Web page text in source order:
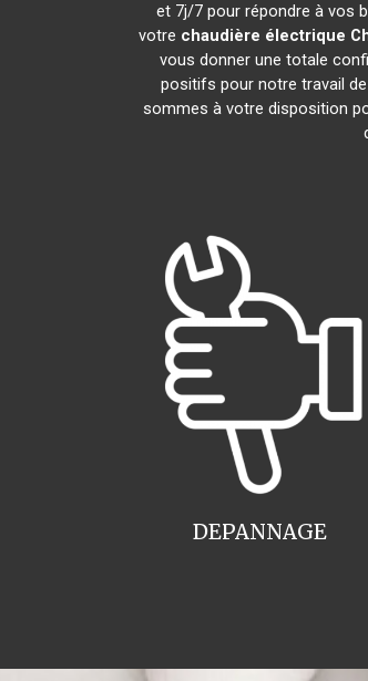
et 7j/7 pour répondre à vos
votre chaudière électrique
vous donner une totale
positifs pour notre travail
sommes à votre disposition
DEPANNAGE